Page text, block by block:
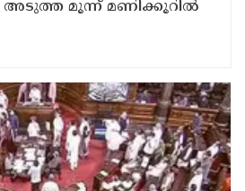
അടുത്ത മൂന്ന് മണിക്കൂറില്‍